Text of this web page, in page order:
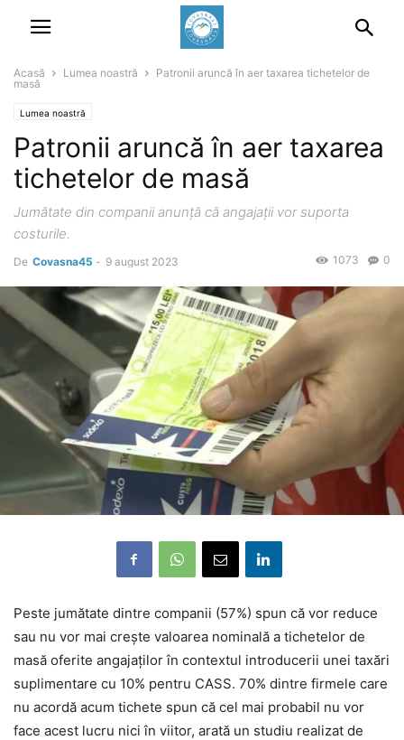
Acasă Lumea noastră
Patronii aruncă în aer taxarea tichetelor de
masă
Lumea noastră
Patronii aruncă în aer taxarea
tichetelor de masă
Jumătate din companii anunță că angajații vor suporta
costurile.
De Covasna45 - 9 august 2023 0
1073
Peste jumătate dintre companii (57%) spun că vor reduce
sau nu vor mai creşte valoarea nominală a tichetelor de
masă oferite angajaţilor în contextul introducerii unei taxări
suplimentare cu 10% pentru CASS. 70% dintre firmele care
nu acordă acum tichete spun că cel mai probabil nu vor
face acest lucru nici în viitor, arată un studiu realizat de